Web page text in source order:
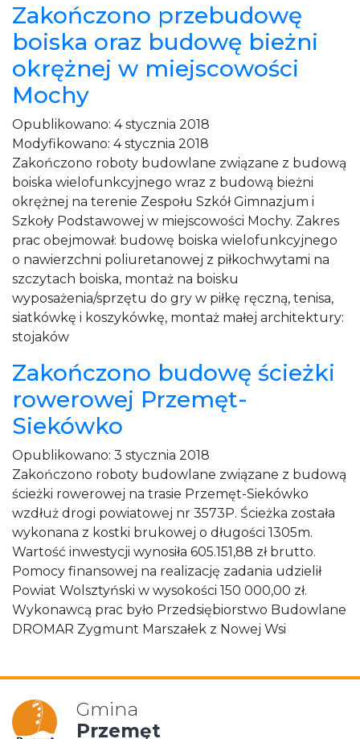
Zakończono przebudowę
boiska oraz budowę bieżni
okrężnej w miejscowości
Mochy
Opublikowano: 4 stycznia 2018
Modyfikowano: 4 stycznia 2018
Zakończono roboty budowlane związane z budową
boiska wielofunkcyjnego wraz z budową bieżni
okrężnej na terenie Zespołu Szkół Gimnazjum i
Szkoły Podstawowej w miejscowości Mochy. Zakres
prac obejmował: budowę boiska wielofunkcyjnego
o nawierzchni poliuretanowej z piłkochwytami na
szczytach boiska, montaż na boisku
wyposażenia/sprzętu do gry w piłkę ręczną, tenisa,
siatkówkę i koszykówkę, montaż małej architektury:
stojaków
Zakończono budowę ścieżki
rowerowej Przemęt-
Siekówko
Opublikowano: 3 stycznia 2018
Zakończono roboty budowlane związane z budową
ścieżki rowerowej na trasie Przemęt-Siekówko
wzdłuż drogi powiatowej nr 3573P. Ścieżka została
wykonana z kostki brukowej o długości 1305m.
Wartość inwestycji wynosiła 605.151,88 zł brutto.
Pomocy finansowej na realizację zadania udzielił
Powiat Wolsztyński w wysokości 150 000,00 zł.
Wykonawcą prac było Przedsiębiorstwo Budowlane
DROMAR Zygmunt Marszałek z Nowej Wsi
Gmina
Przemęt